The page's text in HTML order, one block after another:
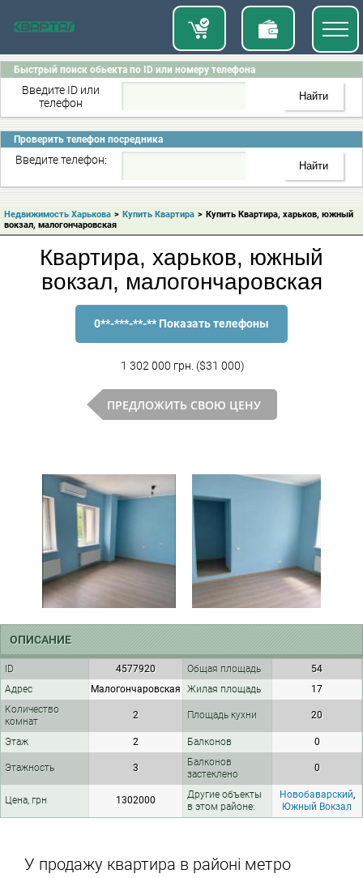
Быстрый поиск обьекта по ID или номеру телефона
Введите ID или
телефон
Проверить телефон посредника
Введите телефон:
Недвижимость Харькова > Купить Квартира > Купить Квартира, харьков, южный
вокзал, малогончаровская
Квартира, харьков, южный
вокзал, малогончаровская
0**-***-**-** Показать телефоны
1 302 000 грн. ($31 000)
ПРЕДЛОЖИТЬ СВОЮ ЦЕНУ
ОПИСАНИЕ
ID 4577920 Общая площадь
54
Адрес
Малогончаровская Жилая площадь
17
Количество
комнат
2 Площадь кухни 20
Этаж 2 Балконов 0
Этажность 3
Балконов
застеклено
0
Цена, грн 1302000
Другие объекты
в этом районе:
Новобаварский,
Южный Вокзал
У продажу квартира в районі метро